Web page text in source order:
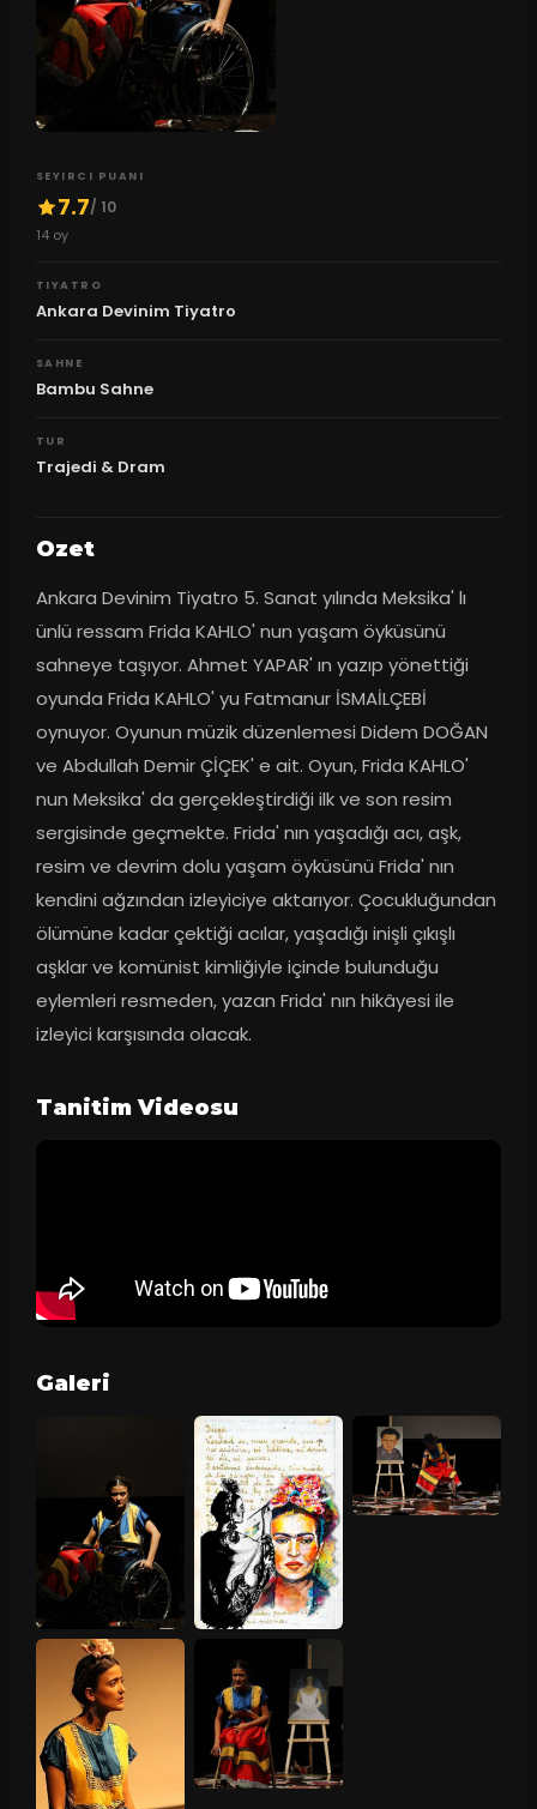
SEYIRCI PUANI
7.7/ 10
14oy
TIYATRO
Ankara Devinim Tiyatro
SAHNE
Bambu Sahne
TUR
Trajedi & Dram
Ozet
Ankara Devinim Tiyatro 5. Sanat yılında Meksika' lı
ünlü ressam Frida KAHLO' nun yaşam öyküsünü
sahneye taşıyor. Ahmet YAPAR' ın yazıp yönettiği
oyunda Frida KAHLO' yu Fatmanur İSMAİLÇEBİ
oynuyor. Oyunun müzik düzenlemesi Didem DOĞAN
ve Abdullah Demir ÇİÇEK' e ait. Oyun, Frida KAHLO'
nun Meksika' da gerçekleştirdiği ilk ve son resim
sergisinde geçmekte. Frida' nın yaşadığı acı, aşk,
resim ve devrim dolu yaşam öyküsünü Frida' nın
kendini ağzından izleyiciye aktarıyor. Çocukluğundan
ölümüne kadar çektiği acılar, yaşadığı inişli çıkışlı
aşklar ve komünist kimliğiyle içinde bulunduğu
eylemleri resmeden, yazan Frida' nın hikâyesi ile
izleyici karşısında olacak.
Tanitim Videosu
Galeri